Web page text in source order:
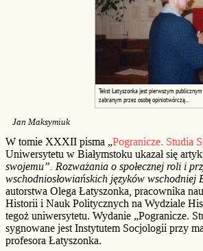
Tekst Łatyszonka jest pierwszym
zabranym przez osobę opiniotwórczą...
Jan Maksymiuk
W tomie XXXII pisma „Pogranicze. Studia
Uniwersytetu w Białymstoku ukazał się
swojemu”. Rozważania o społecznej roli i
wschodniosłowiańskich języków wschodniej
autorstwa Olega Łatyszonka, pracownika
Historii i Nauk Politycznych na Wydziale
tegoż uniwersytetu. Wydanie „Pogranicze.
sygnowane jest Instytutem Socjologii przy
profesora Łatyszonka.